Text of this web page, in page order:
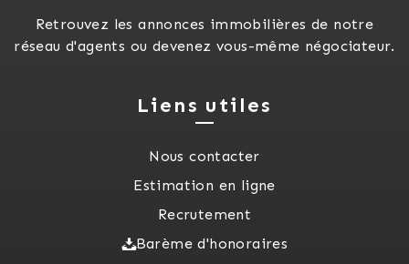
Retrouvez les annonces immobilières de notre
réseau d'agents ou devenez vous-même négociateur.
Liens utiles
Nous contacter
Estimation en ligne
Recrutement
Barème d'honoraires